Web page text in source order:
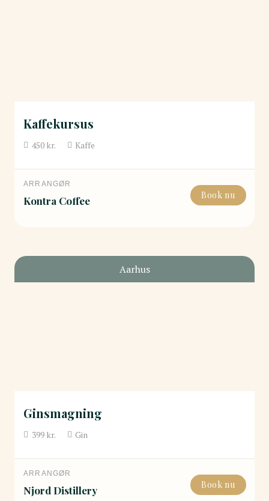
Kaffekursus
450kr. Kaffe
ARRANGØR
Kontra Coffee Book nu
Aarhus
Ginsmagning
399kr. Gin
ARRANGØR
Njord Distillery Book nu